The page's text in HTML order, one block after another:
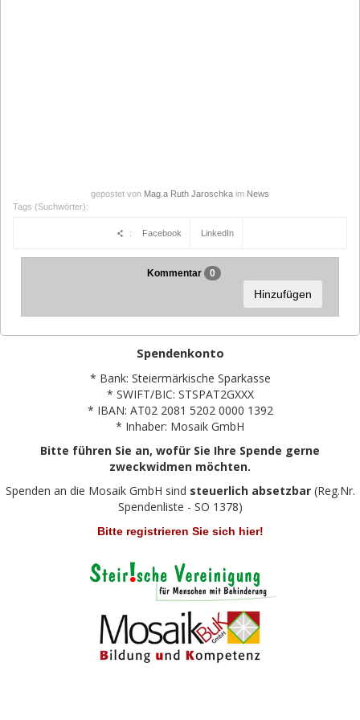
gepostet von Mag.a Ruth Jaroschka im News
Tags (Suchwörter):
: Facebook LinkedIn
Kommentar 0
Hinzufügen
Spendenkonto
* Bank: Steiermärkische Sparkasse
* SWIFT/BIC: STSPAT2GXXX
* IBAN: AT02 2081 5202 0000 1392
* Inhaber: Mosaik GmbH
Bitte führen Sie an, wofür Sie Ihre Spende gerne
zweckwidmen möchten.
Spenden an die Mosaik GmbH sind steuerlich absetzbar(Reg.Nr.
Spendenliste - SO 1378)
Bitte registrieren Sie sich hier!